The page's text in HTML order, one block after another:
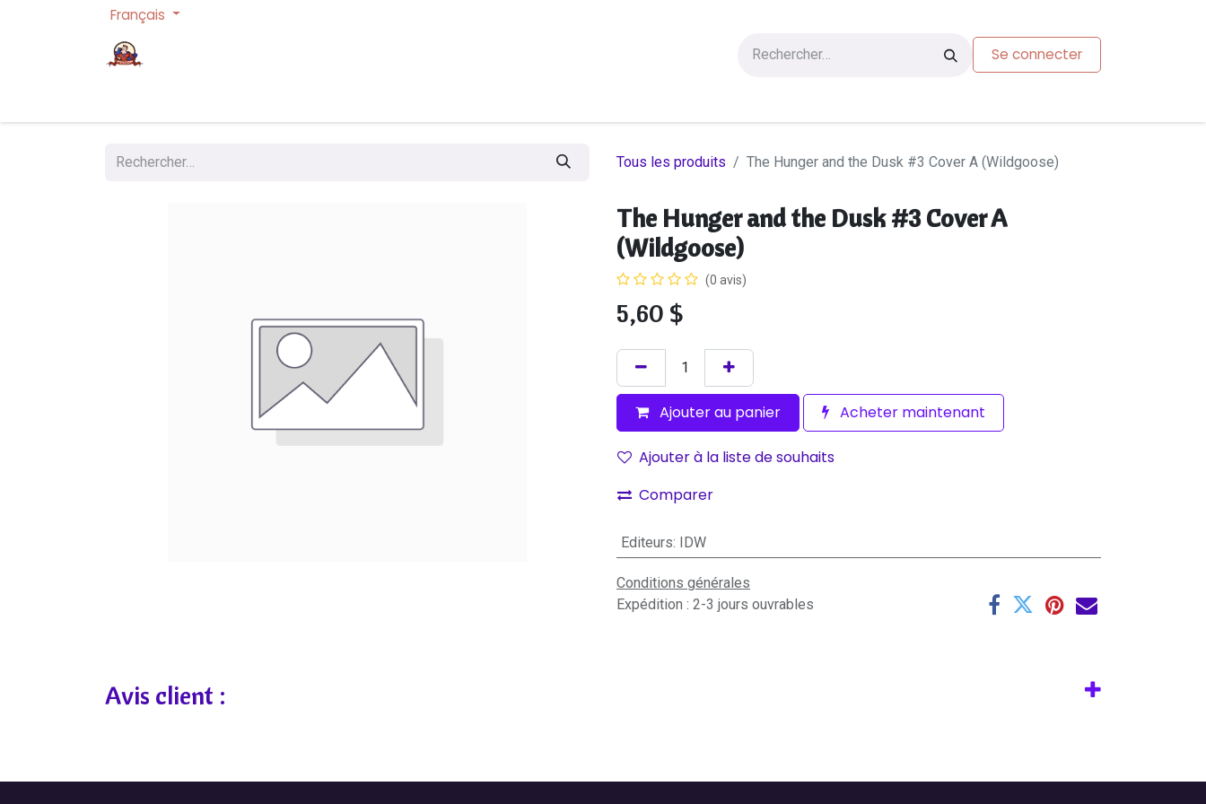
Français
Se connecter
Tous les produits The Hunger and the Dusk #3 Cover A (Wildgoose)
The Hunger and the Dusk #3 Cover A
(Wildgoose)
(0 avis)
5,60 $
Ajouter au panier Acheter maintenant
Ajouter à la liste de souhaits
Comparer
Editeurs: IDW
Conditions générales
Expédition : 2-3 jours ouvrables
Avis client :